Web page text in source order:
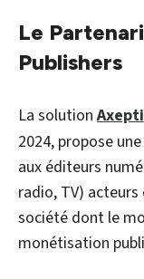
Le
Publishers
La solution
2024, propose
aux éditeurs
radio, TV)
société dont le
monétisation